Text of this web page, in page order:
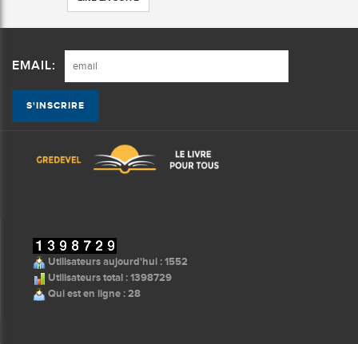
EMAIL:
Utilisateurs aujourd'hui : 1552
Utilisateurs total : 1398729
Qui est en ligne : 28